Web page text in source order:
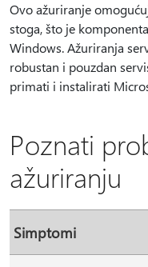
Ovo ažuriranje
stoga, što je
Windows. Ažuriranja
robustan i pouzdan
primati i instalirati
Poznati
ažuriranju
Simptomi